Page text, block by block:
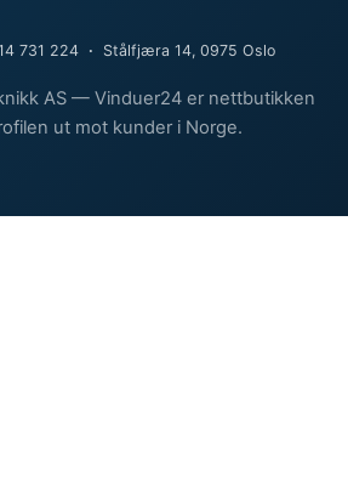
AS — Vinduer24 er nettbutikken
ut mot kunder i Norge.
731 224 · Stålfjæra 14, 0975 Oslo